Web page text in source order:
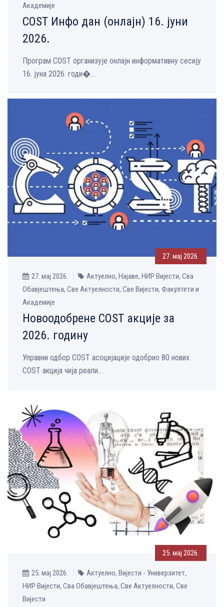
Академије
COST Инфо дан (онлајн) 16. јуни
2026.
Програм COST организује онлајн информативну сесију
16. јуна 2026. годи�...
27. мај 2026.
27. мај 2026.
Актуелно, Најаве, НИР Вијести, Сва
Обавјештења, Све Aктуелности, Све Вијести, Факултети и
Академије
Новоодобрене COST акције за
2026. годину
Управни одбор COST асоцијације одобрио 80 нових
COST акција чија реали...
25. мај 2026.
25. мај 2026.
Актуелно, Вијести - Универзитет,
НИР Вијести, Сва Обавјештења, Све Aктуелности, Све
Вијести